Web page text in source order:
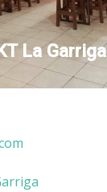
La Garriga